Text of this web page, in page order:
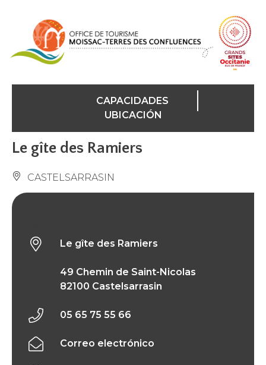
CAPACIDADES
UBICACIÓN
Le gîte des Ramiers
CASTELSARRASIN
Le gîte des Ramiers
49 Chemin de Saint-Nicolas
82100 Castelsarrasin
05 65 75 55 66
Correo electrónico